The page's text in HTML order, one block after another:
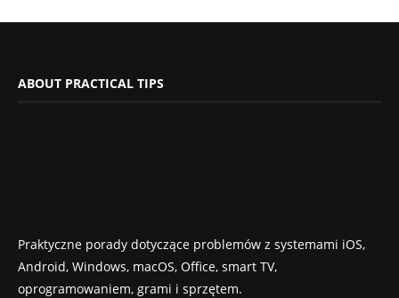
ABOUT PRACTICAL TIPS
Praktyczne porady dotyczące problemów z systemami iOS,
Android, Windows, macOS, Office, smart TV,
oprogramowaniem, grami i sprzętem.